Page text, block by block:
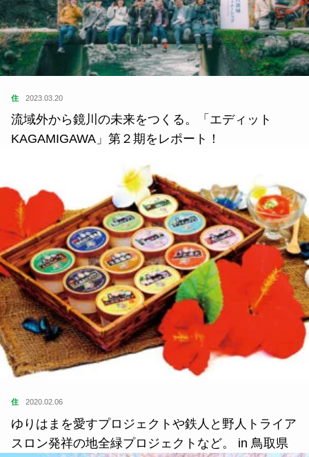
住 2023.03.20
流域外から鏡川の未来をつくる。「エディット
KAGAMIGAWA」第２期をレポート！
住 2020.02.06
ゆりはまを愛すプロジェクトや鉄人と野人トライア
スロン発祥の地全緑プロジェクトなど。 in 鳥取県